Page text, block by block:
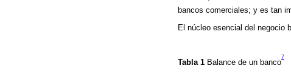
bancos comerciales; y es tan
El núcleo esencial del negocio
Tabla 1 Balance de un banco
7